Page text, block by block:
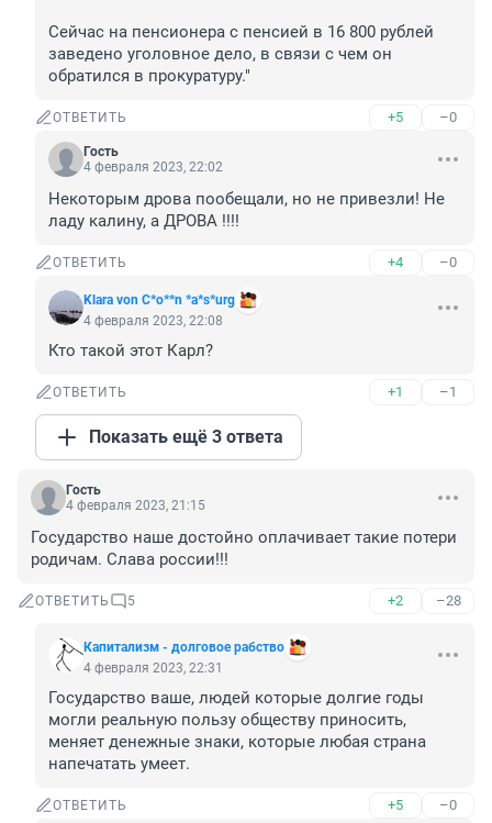
Сейчас на пенсионера с пенсией в 16 800 рублей
заведено уголовное дело, в связи с чем он
обратился в прокуратуру."
ОТВЕТИТЬ +5 –0
Гость
4 февраля 2023, 22:02
Некоторым дрова пообещали, но не привезли! Не
ладу калину, а ДРОВА !!!!
ОТВЕТИТЬ +4 –0
Klara von C*o**n *a*s*urg
4 февраля 2023, 22:08
Кто такой этот Карл?
ОТВЕТИТЬ +1 –1
Показать ещё 3 ответа
Гость
4 февраля 2023, 21:15
Государство наше достойно оплачивает такие потери
родичам. Слава россии!!!
ОТВЕТИТЬ 5 +2 –28
Капитализм - долговое рабство
4 февраля 2023, 22:31
Государство ваше, людей которые долгие годы
могли реальную пользу обществу приносить,
меняет денежные знаки, которые любая страна
напечатать умеет.
ОТВЕТИТЬ +5 –0